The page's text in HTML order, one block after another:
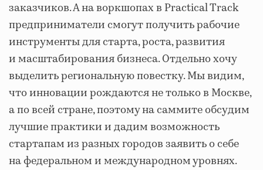
заказчиков. А на воркшопах в Practical Track
предприниматели смогут получить рабочие
инструменты для старта, роста, развития
и масштабирования бизнеса. Отдельно хочу
выделить региональную повестку. Мы видим,
что инновации рождаются не только в Москве,
а по всей стране, поэтому на саммите обсудим
лучшие практики и дадим возможность
стартапам из разных городов заявить о себе
на федеральном и международном уровнях.